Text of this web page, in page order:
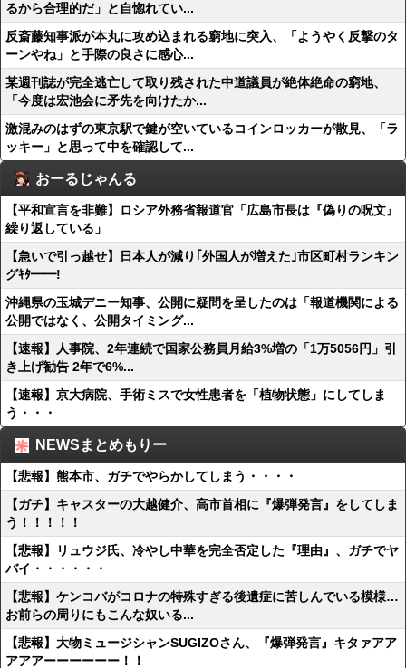
るから合理的だ」と自惚れてい...
反斎藤知事派が本丸に攻め込まれる窮地に突入、「ようやく反撃のタ
ーンやね」と手際の良さに感心...
某週刊誌が完全逃亡して取り残された中道議員が絶体絶命の窮地、
「今度は宏池会に矛先を向けたか...
激混みのはずの東京駅で鍵が空いているコインロッカーが散見、「ラ
ッキー」と思って中を確認して...
おーるじゃんる
【平和宣言を非難】ロシア外務省報道官「広島市長は『偽りの呪文』
繰り返している」
【急いで引っ越せ】日本人が減り｢外国人が増えた｣市区町村ランキン
グｷﾀ━━!
沖縄県の玉城デニー知事、公開に疑問を呈したのは「報道機関による
公開ではなく、公開タイミング...
【速報】人事院、2年連続で国家公務員月給3%増の「1万5056円」引
き上げ勧告 2年で6%...
【速報】京大病院、手術ミスで女性患者を「植物状態」にしてしま
う・・・
NEWSまとめもりー
【悲報】熊本市、ガチでやらかしてしまう・・・・
【ガチ】キャスターの大越健介、高市首相に『爆弾発言』をしてしま
う！！！！！
【悲報】リュウジ氏、冷やし中華を完全否定した『理由』、ガチでヤ
バイ・・・・・・
【悲報】ケンコバがコロナの特殊すぎる後遺症に苦しんでいる模様…
お前らの周りにもこんな奴いる...
【悲報】大物ミュージシャンSUGIZOさん、『爆弾発言』キタァアア
アアアーーーーーー！！